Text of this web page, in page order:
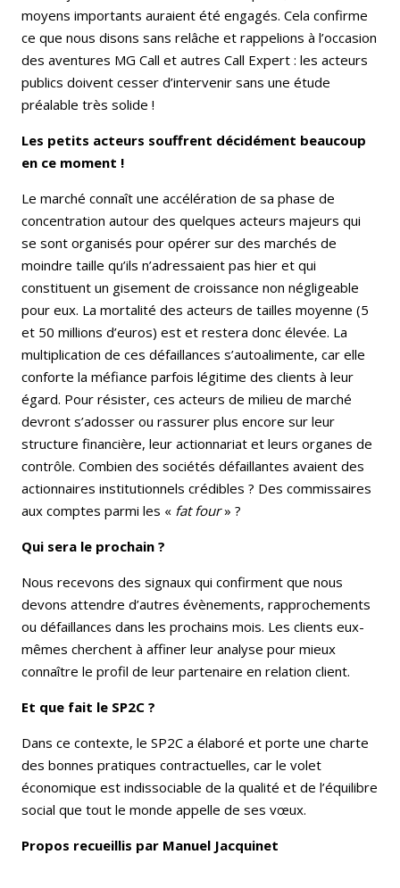
moyens importants auraient été engagés. Cela confirme
ce que nous disons sans relâche et rappelions à l’occasion
des aventures MG Call et autres Call Expert : les acteurs
publics doivent cesser d’intervenir sans une étude
préalable très solide !
Les petits acteurs souffrent décidément beaucoup
en ce moment !
Le marché connaît une accélération de sa phase de
concentration autour des quelques acteurs majeurs qui
se sont organisés pour opérer sur des marchés de
moindre taille qu’ils n’adressaient pas hier et qui
constituent un gisement de croissance non négligeable
pour eux. La mortalité des acteurs de tailles moyenne (5
et 50 millions d’euros) est et restera donc élevée. La
multiplication de ces défaillances s’autoalimente, car elle
conforte la méfiance parfois légitime des clients à leur
égard. Pour résister, ces acteurs de milieu de marché
devront s’adosser ou rassurer plus encore sur leur
structure financière, leur actionnariat et leurs organes de
contrôle. Combien des sociétés défaillantes avaient des
actionnaires institutionnels crédibles ? Des commissaires
aux comptes parmi les « fat four» ?
Qui sera le prochain ?
Nous recevons des signaux qui confirment que nous
devons attendre d’autres évènements, rapprochements
ou défaillances dans les prochains mois. Les clients eux-
mêmes cherchent à affiner leur analyse pour mieux
connaître le profil de leur partenaire en relation client.
Et que fait le SP2C ?
Dans ce contexte, le SP2C a élaboré et porte une charte
des bonnes pratiques contractuelles, car le volet
économique est indissociable de la qualité et de l’équilibre
social que tout le monde appelle de ses vœux.
Propos recueillis par Manuel Jacquinet